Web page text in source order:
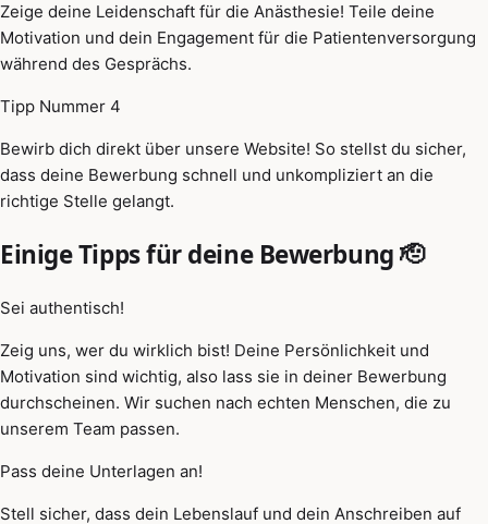
Zeige deine Leidenschaft für die Anästhesie! Teile deine
Motivation und dein Engagement für die Patientenversorgung
während des Gesprächs.
Tipp Nummer 4
Bewirb dich direkt über unsere Website! So stellst du sicher,
dass deine Bewerbung schnell und unkompliziert an die
richtige Stelle gelangt.
Einige Tipps für deine Bewerbung 🫡
Sei authentisch!
Zeig uns, wer du wirklich bist! Deine Persönlichkeit und
Motivation sind wichtig, also lass sie in deiner Bewerbung
durchscheinen. Wir suchen nach echten Menschen, die zu
unserem Team passen.
Pass deine Unterlagen an!
Stell sicher, dass dein Lebenslauf und dein Anschreiben auf